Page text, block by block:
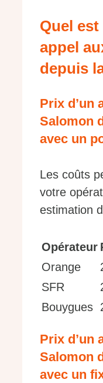
Quel est
appel
depuis
Prix d’un
Salomon
avec un
Les coûts
votre
estimation
Opérateur
Orange
SFR
Bouygues
Prix d’un
Salomon
avec un